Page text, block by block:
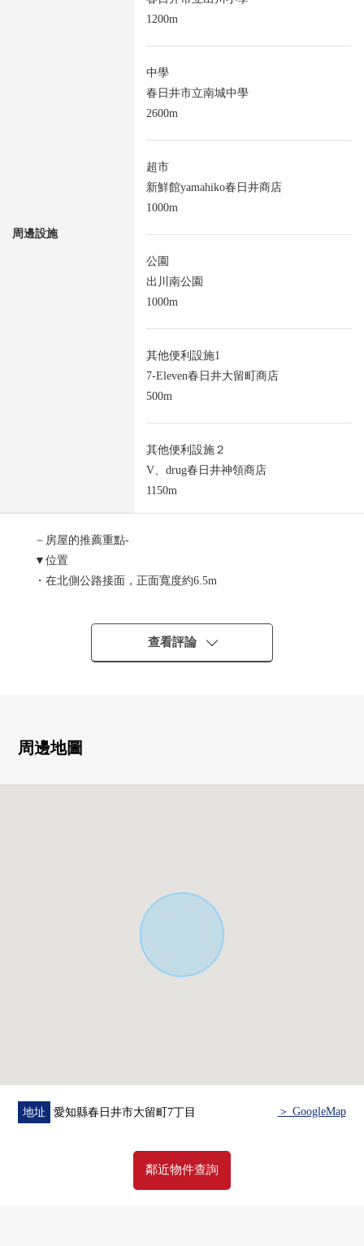
周邊設施
1200m
中學
春日井市立南城中學
2600m
超市
新鮮館yamahiko春日井商店
1000m
公園
出川南公園
1000m
其他便利設施1
7-Eleven春日井大留町商店
500m
其他便利設施２
V、drug春日井神領商店
1150m
－房屋的推薦重點-
▼位置
・在北側公路接面，正面寬度約6.5m
▼土地的特徴
・土地面積約123.11平方公尺(約37.24坪)
・現狀更地
・生活便利性在成熟穩重的居住環境良好
查看評論
周邊地圖
地址 愛知縣春日井市大留町7丁目 ＞ GoogleMap
鄰近物件查詢